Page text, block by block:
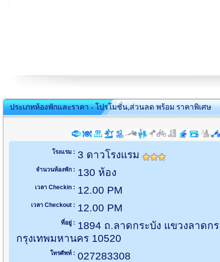
ประเภทห้องพักและราคา - โปรโมชั่น,ส่วนลด พร้อม ราคาพิเศษ
โรงแรม : 3 ดาวโรงแรม
จำนวนห้องพัก : 130 ห้อง
เวลา Checkin : 12.00 PM
เวลา Checkout : 12.00 PM
ที่อยู่ : 1894 ถ.ลาดกระบัง แขวงลาดก
กรุงเทพมหานคร 10520
โทรศัพท์ : 027283308